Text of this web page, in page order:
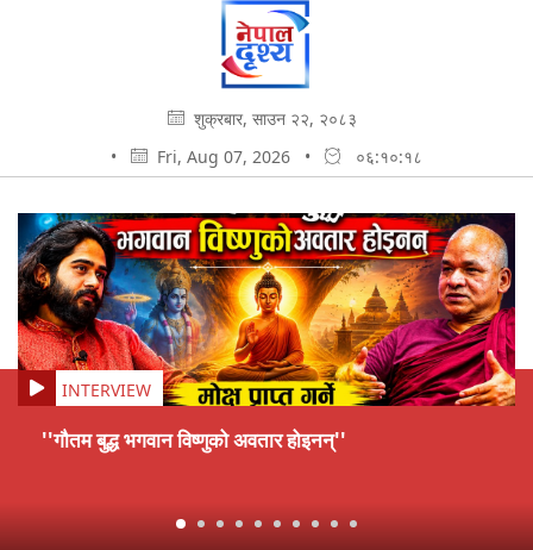
शुक्रबार, साउन २२, २०८३
•
Fri, Aug 07, 2026 • ०६:१०:१९
INTERVIEW
''गौतम बुद्ध भगवान विष्णुको अवतार होइनन्''